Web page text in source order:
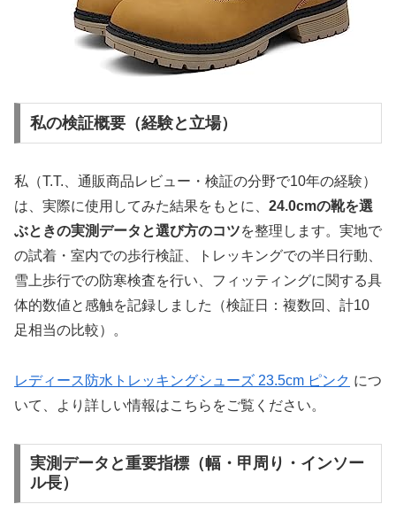
私の検証概要（経験と立場）
私（T.T.、通販商品レビュー・検証の分野で10年の経験）
は、実際に使用してみた結果をもとに、 24.0cmの靴を選
ぶときの実測データと選び方のコツを整理します。実地で
の試着・室内での歩行検証、トレッキングでの半日行動、
雪上歩行での防寒検査を行い、フィッティングに関する具
体的数値と感触を記録しました（検証日：複数回、計10
足相当の比較）。
レディース防水トレッキングシューズ 23.5cm ピンク につ
いて、より詳しい情報はこちらをご覧ください。
実測データと重要指標（幅・甲周り・インソー
ル長）